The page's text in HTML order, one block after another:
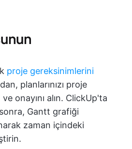
proje gereksinimlerini
planlarınızı proje
onayını alın. ClickUp'ta
Gantt grafiği
zaman içindeki